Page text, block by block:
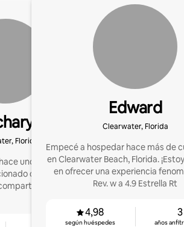
Florida
unos tres años! ¡Me
con eso y quiero
mi pasión!
Edward
Clearwater, Florida
Empecé a hospedar hace más de
en Clearwater Beach, Florida.
en ofrecer una experiencia
Rev. w a 4.9 Estrella Rt
4,98
según huéspedes
3
años